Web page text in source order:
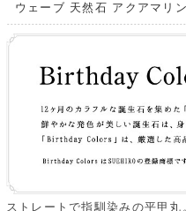
ウェーブ 天然石 アクアマリ
ストレートで指馴染みの平甲丸